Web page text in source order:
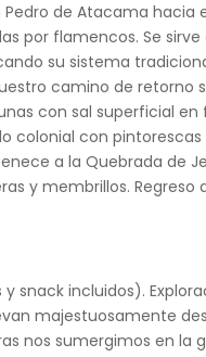
de Atacama hacia
por flamencos. Se sirve
su sistema
camino de retorno
con sal superficial
colonial con
a la Quebrada de
y membrillos. Regreso
snack incluidos).
majestuosamente
nos sumergimos en la